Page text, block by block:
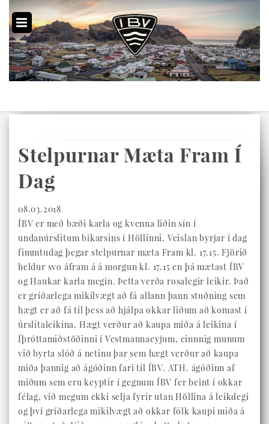
Stelpurnar Mæta Fram Í
Dag
08.03.2018
ÍBV er með bæði karla og kvenna liðin sín í
undanúrslitum bikarsins í Höllinni. Veislan byrjar í dag
fimmtudag þegar stelpurnar mæta Fram kl. 17.15. Fjörið
heldur svo áfram á á morgun kl. 17.15 en þá mætast ÍBV
og Haukar karla megin. Þetta verða rosalegir leikir. Það
er gríðarlega mikilvægt að fá allann þann stuðning sem
hægt er að fá til þess að hjálpa okkar liðum að komast í
úrslitaleikina. Hægt verður að kaupa miða á leikina í
Íþróttamiðstöðinni í Vestmannaeyjum, einnnig munum
við byrta slóð á netinu þar sem hægt verður að kaupa
miða þannig að ágóðinn fari til ÍBV. ATH. ágóðinn af
miðum sem eru keyptir í gegnum ÍBV fer beint í okkar
félag, við megum ekki selja fyrir utan Höllina á leikdegi
og því gríðarlega mikilvægt að okkar fólk kaupi miða á